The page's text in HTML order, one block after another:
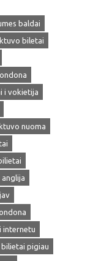
baldai
biletai
i vokietija
nuoma
internetu
bilietai pigiau